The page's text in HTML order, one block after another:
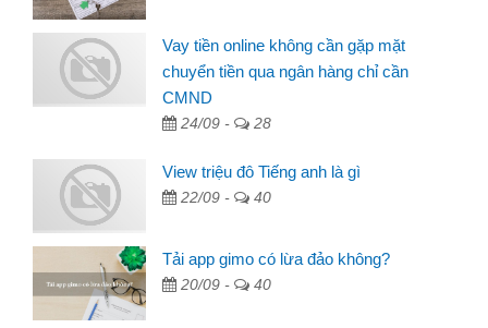
Vay tiền online không cần gặp mặt
chuyển tiền qua ngân hàng chỉ cần
CMND
24/09 - 28
View triệu đô Tiếng anh là gì
22/09 - 40
Tải app gimo có lừa đảo không?
20/09 - 40